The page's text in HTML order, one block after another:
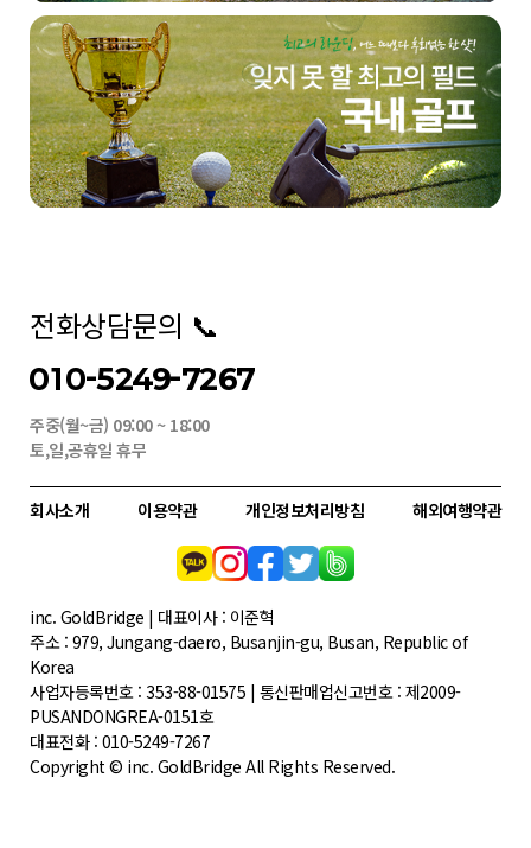
전화상담문의 📞
010-5249-7267
주중(월~금) 09:00 ~ 18:00
토,일,공휴일 휴무
회사소개 이용약관 개인정보처리방침 해외여행약관
inc. GoldBridge | 대표이사 : 이준혁
주소 : 979, Jungang-daero, Busanjin-gu, Busan, Republic of
Korea
사업자등록번호 : 353-88-01575 | 통신판매업신고번호 : 제2009-
PUSANDONGREA-0151호
대표전화 : 010-5249-7267
Copyright © inc. GoldBridge All Rights Reserved.